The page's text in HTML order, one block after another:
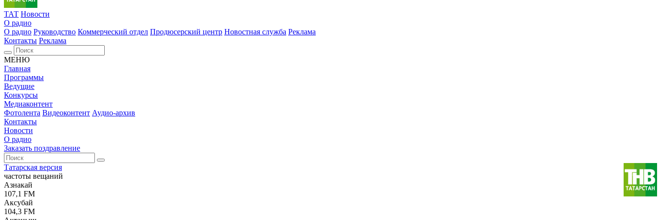
ТАТ Новости
О радио
О радио Руководство Коммерческий отдел Продюсерский центр Новостная служба Реклама
Контакты Реклама
МЕНЮ
Главная
Программы
Ведущие
Конкурсы
Медиаконтент
Фотолента Видеоконтент Аудио-архив
Контакты
Новости
О радио
Заказать поздравление
Татарская версия
частоты вещаний
Азнакай
107,1 FM
Аксубай
104,3 FM